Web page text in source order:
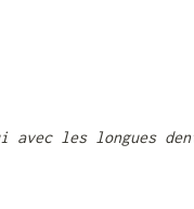
avec les longues